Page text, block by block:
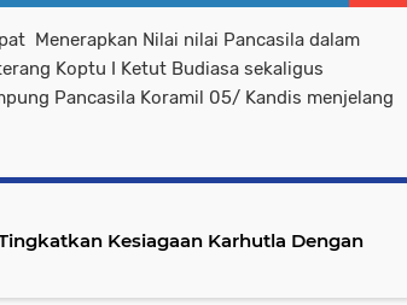
Menerapkan Nilai nilai Pancasila dalam
Koptu I Ketut Budiasa sekaligus
Pancasila Koramil 05/ Kandis menjelang
Kesiagaan Karhutla Dengan